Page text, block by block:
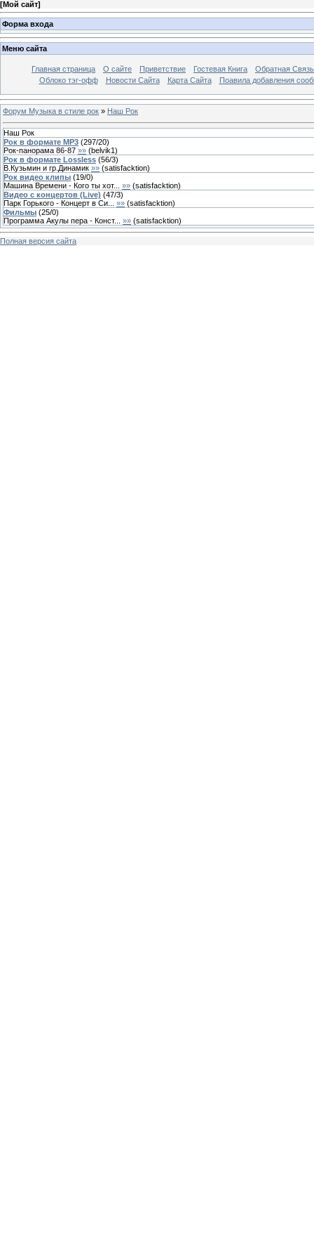
[Мой сайт]
Форма входа
Меню сайта
Главная страница О сайте Приветствие Гостевая Книга
Обратная Связь
Облоко тэг-офф
Новости Сайта Карта Сайта Поавила добавления
Форум Музыка в стиле рок » Наш Рок
Наш Рок
Рок в формате MP3 (297/20)
Рок-панорама 86-87 »» (belvik1)
Рок в формате Lossless (56/3)
В.Кузьмин и гр.Динамик »» (satisfacktion)
Рок видео клипы (19/0)
Машина Времени - Кого ты хот...
»» (satisfacktion)
Видео с концертов (Live) (47/3)
Парк Горького - Концерт в Си...
»» (satisfacktion)
Фильмы (25/0)
Программа Акулы пера - Конст...
»» (satisfacktion)
Полная версия сайта